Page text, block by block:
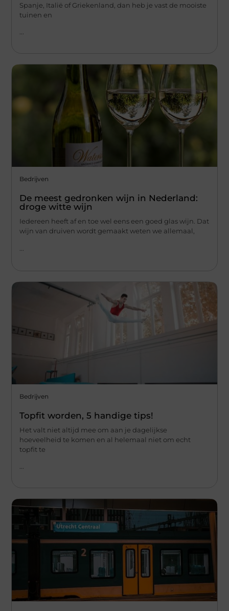
Spanje, Italië of Griekenland, dan heb je vast de mooiste
tuinen en
...
Bedrijven
De meest gedronken wijn in Nederland:
droge witte wijn
Iedereen heeft af en toe wel eens een goed glas wijn. Dat
wijn van druiven wordt gemaakt weten we allemaal,
Bedrijven
Topfit worden, 5 handige tips!
Het valt niet altijd mee om aan je dagelijkse
hoeveelheid te komen en al helemaal niet om echt
topfit te